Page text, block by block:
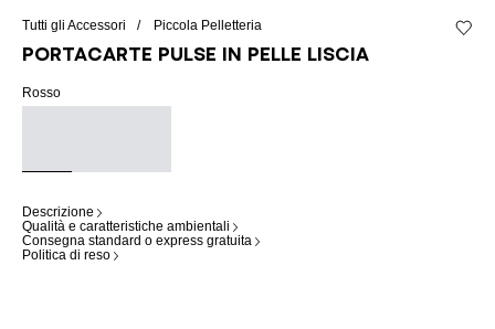
Tutti gli Accessori Piccola Pelletteria
Portacarte Pulse in pelle liscia
Rosso
Descrizione
Qualità e caratteristiche ambientali
Consegna standard o express gratuita
Politica di reso